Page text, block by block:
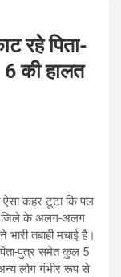
रहे पिता-
की हालत
कहर टूटा कि पल
जिले के अलग-अलग
तबाही मचाई है।
पुत्र समेत कुल 5
लोग गंभीर रूप से